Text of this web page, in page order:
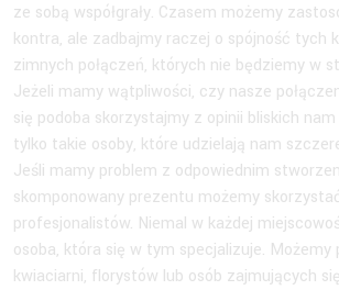
ze sobą współgrały. Czasem możemy
kontra, ale zadbajmy raczej o spójność tych
zimnych połączeń, których nie będziemy w
Jeżeli mamy wątpliwości, czy nasze
się podoba skorzystajmy z opinii bliskich
tylko takie osoby, które udzielają nam
Jeśli mamy problem z odpowiednim
skomponowany prezentu możemy
profesjonalistów. Niemal w każdej
osoba, która się w tym specjalizuje. Możemy
kwiaciarni, florystów lub osób zajmujących